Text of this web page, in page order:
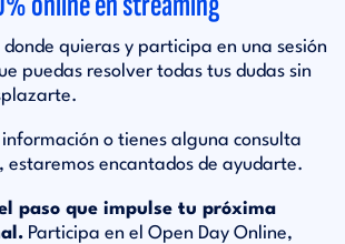
quieras y participa en una sesión
puedas resolver todas tus dudas sin
o tienes alguna consulta
estaremos encantados de ayudarte.
paso que impulse tu próxima
Participa en el Open Day Online,